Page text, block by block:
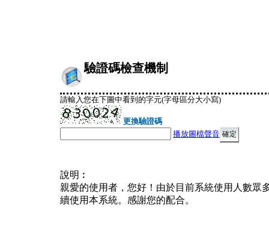
驗證碼檢查機制
請輸入您在下圖中看到的字元(字母區分大小寫)
更換驗證碼
播放圖檔聲音
說明︰
親愛的使用者，您好！由於目前系統使用人數眾
續使用本系統。感謝您的配合。